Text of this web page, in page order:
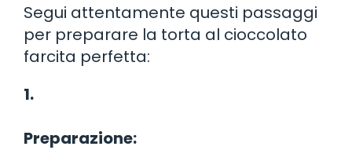
Segui attentamente questi passaggi
per preparare la torta al cioccolato
farcita perfetta:
1.
Preparazione: